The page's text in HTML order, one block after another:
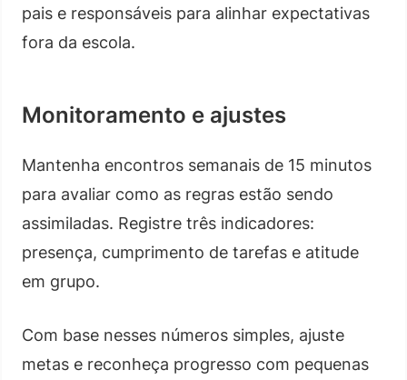
pais e responsáveis para alinhar expectativas
fora da escola.
Monitoramento e ajustes
Mantenha encontros semanais de 15 minutos
para avaliar como as regras estão sendo
assimiladas. Registre três indicadores:
presença, cumprimento de tarefas e atitude
em grupo.
Com base nesses números simples, ajuste
metas e reconheça progresso com pequenas